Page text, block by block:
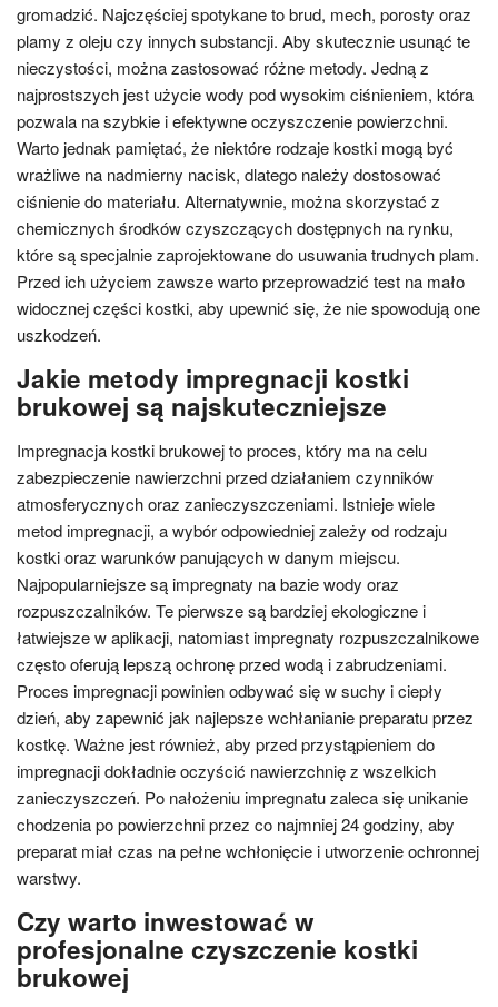
gromadzić. Najczęściej spotykane to brud, mech, porosty oraz
plamy z oleju czy innych substancji. Aby skutecznie usunąć te
nieczystości, można zastosować różne metody. Jedną z
najprostszych jest użycie wody pod wysokim ciśnieniem, która
pozwala na szybkie i efektywne oczyszczenie powierzchni.
Warto jednak pamiętać, że niektóre rodzaje kostki mogą być
wrażliwe na nadmierny nacisk, dlatego należy dostosować
ciśnienie do materiału. Alternatywnie, można skorzystać z
chemicznych środków czyszczących dostępnych na rynku,
które są specjalnie zaprojektowane do usuwania trudnych plam.
Przed ich użyciem zawsze warto przeprowadzić test na mało
widocznej części kostki, aby upewnić się, że nie spowodują one
uszkodzeń.
Jakie metody impregnacji kostki
brukowej są najskuteczniejsze
Impregnacja kostki brukowej to proces, który ma na celu
zabezpieczenie nawierzchni przed działaniem czynników
atmosferycznych oraz zanieczyszczeniami. Istnieje wiele
metod impregnacji, a wybór odpowiedniej zależy od rodzaju
kostki oraz warunków panujących w danym miejscu.
Najpopularniejsze są impregnaty na bazie wody oraz
rozpuszczalników. Te pierwsze są bardziej ekologiczne i
łatwiejsze w aplikacji, natomiast impregnaty rozpuszczalnikowe
często oferują lepszą ochronę przed wodą i zabrudzeniami.
Proces impregnacji powinien odbywać się w suchy i ciepły
dzień, aby zapewnić jak najlepsze wchłanianie preparatu przez
kostkę. Ważne jest również, aby przed przystąpieniem do
impregnacji dokładnie oczyścić nawierzchnię z wszelkich
zanieczyszczeń. Po nałożeniu impregnatu zaleca się unikanie
chodzenia po powierzchni przez co najmniej 24 godziny, aby
preparat miał czas na pełne wchłonięcie i utworzenie ochronnej
warstwy.
Czy warto inwestować w
profesjonalne czyszczenie kostki
brukowej